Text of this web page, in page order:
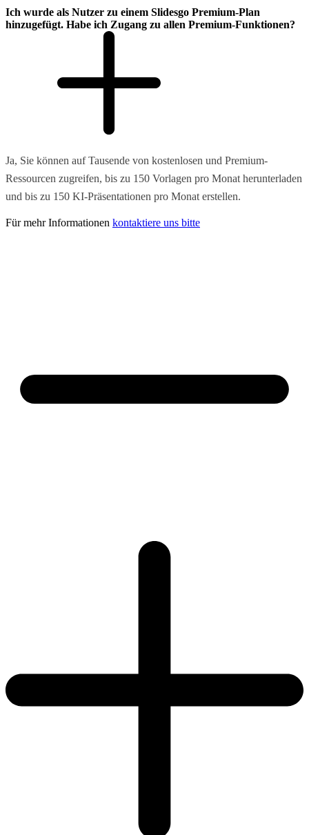
Ich wurde als Nutzer zu einem Slidesgo Premium-Plan
hinzugefügt. Habe ich Zugang zu allen Premium-Funktionen?
Ja, Sie können auf Tausende von kostenlosen und Premium-
Ressourcen zugreifen, bis zu 150 Vorlagen pro Monat herunterladen
und bis zu 150 KI-Präsentationen pro Monat erstellen.
Für mehr Informationen kontaktiere uns bitte